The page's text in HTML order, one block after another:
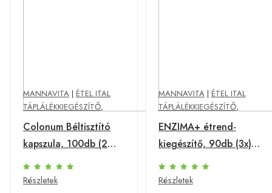
MANNAVITA | ÉTEL ITAL
TÁPLÁLÉKKIEGÉSZÍTŐ,
Colonum Béltisztító
kapszula, 100db (2
db)
Részletek
MANNAVITA| ÉTEL ITAL
TÁPLÁLÉKKIEGÉSZÍTŐ,
ENZIMA+ étrend-
kiegészítő, 90db (3x)
= 3 havi adag
Részletek